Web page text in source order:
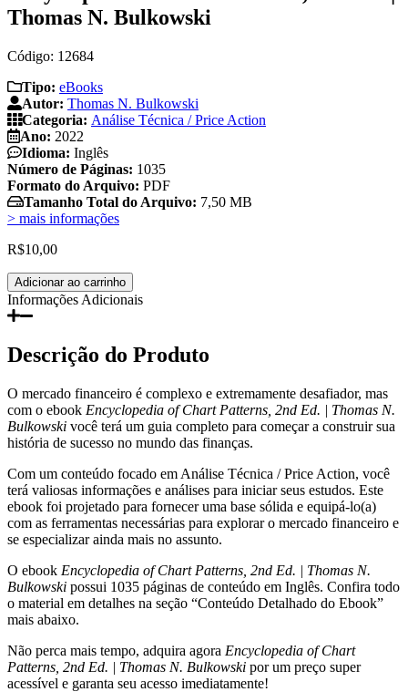
Thomas N. Bulkowski
Código: 12684
Tipo: eBooks
Autor: Thomas N. Bulkowski
Categoria: Análise Técnica / Price Action
Ano: 2022
Idioma: Inglês
Número de Páginas: 1035
Formato do Arquivo: PDF
Tamanho Total do Arquivo: 7,50 MB
> mais informações
R$10,00
Encyclopedia
of
Chart
2nd
Ed.
Thomas
N.
Bulkowski
quantidade
Adicionar ao carrinho
Informações Adicionais
Descrição do Produto
O mercado financeiro é complexo e extremamente desafiador, mas
com o ebook Encyclopedia of Chart Patterns, 2nd Ed. | Thomas N.
Bulkowski você terá um guia completo para começar a construir sua
história de sucesso no mundo das finanças.
Com um conteúdo focado em Análise Técnica / Price Action, você
terá valiosas informações e análises para iniciar seus estudos. Este
ebook foi projetado para fornecer uma base sólida e equipá-lo(a)
com as ferramentas necessárias para explorar o mercado financeiro e
se especializar ainda mais no assunto.
O ebook Encyclopedia of Chart Patterns, 2nd Ed. | Thomas N.
Bulkowski possui 1035 páginas de conteúdo em Inglês. Confira todo
o material em detalhes na seção “Conteúdo Detalhado do Ebook”
mais abaixo.
Não perca mais tempo, adquira agora Encyclopedia of Chart
Patterns, 2nd Ed. | Thomas N. Bulkowski por um preço super
acessível e garanta seu acesso imediatamente!